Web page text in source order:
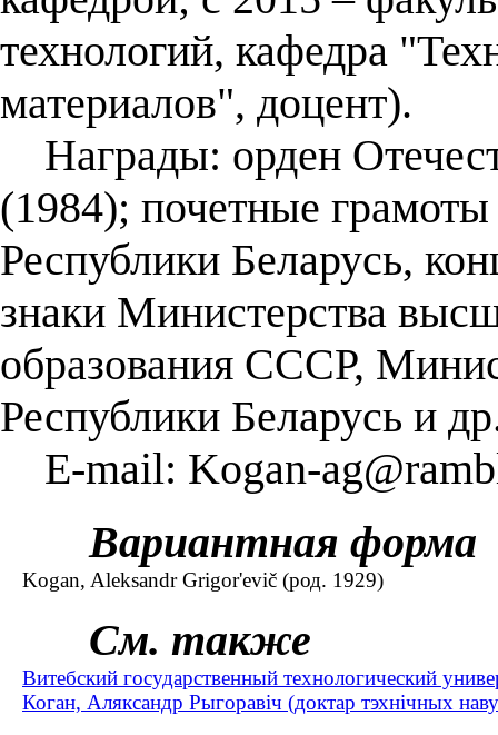
технологий, кафедра
материалов", доцент).
Награды: орден
(1984); почетные
Республики Беларусь,
знаки Министерства
образования СССР,
Республики Беларусь и
E-mail: Kogan-
Вариантная форма
Kogan, Aleksandr Grigor'evič (род. 1929)
См. также
Витебский государственный технологический
Коган, Аляксандр Рыгоравіч (доктар тэхнічных